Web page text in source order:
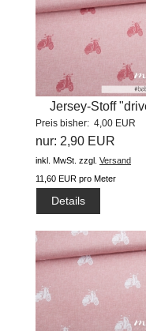
Jersey-Stoff
crazy...
Preis bisher: 4,00 EUR
nur: 2,90 EUR
inkl. MwSt. zzgl. Versand
11,60 EUR pro Meter
Details